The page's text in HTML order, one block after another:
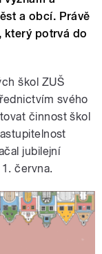
a obcí. Právě
který potrvá do
škol ZUŠ
svého
činnost škol
jubilejní
června.